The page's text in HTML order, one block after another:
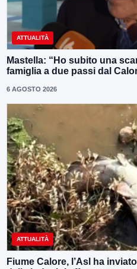
ATTUALITÀ
Mastella: “Ho subito una
famiglia a due passi dal
6 AGOSTO 2026
ATTUALITÀ
Fiume Calore, l’Asl ha